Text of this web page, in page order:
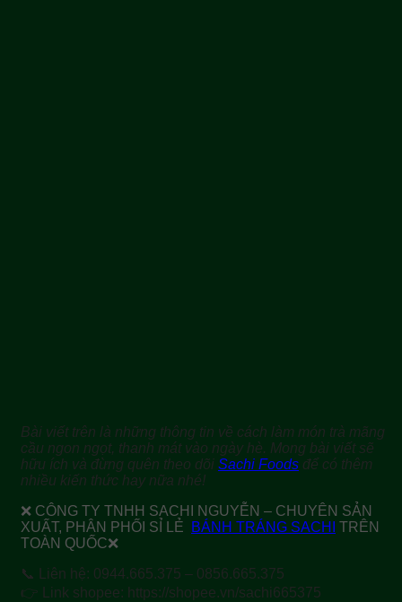
Bài viết trên là những thông tin về cách làm món trà mãng
cầu ngon ngọt, thanh mát vào ngày hè. Mong bài viết sẽ
hữu ích và đừng quên theo dõi Sachi Foods để có thêm
nhiều kiến thức hay nữa nhé!
❌ CÔNG TY TNHH SACHI NGUYỄN – CHUYÊN SẢN
XUẤT, PHÂN PHỐI SỈ LẺ
BÁNH TRÁNG SACHI
TRÊN
TOÀN QUỐC❌
📞 Liên hệ: 0944.665.375 – 0856.665.375
👉 Link shopee: https://shopee.vn/sachi665375